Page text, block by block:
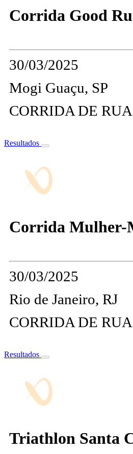
Corrida Good
30/03/2025
Mogi Guaçu, SP
CORRIDA DE RUA
Resultados
Corrida Mulher-
30/03/2025
Rio de Janeiro, RJ
CORRIDA DE RUA
Resultados
Triathlon Santa